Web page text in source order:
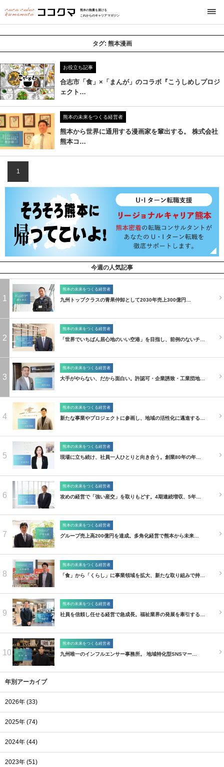
熊本の熱量を届ける
これからのキャリアマガジン
タグ: 熊本漫画
お役立ち記事
合志市「食」×「まんが」のコラボ『こうしめしプロジ
ェクト…
熊本の未来をつくる経営者
熊本から世界に通用する漫画家を輩出する。 株式会社
熊本コ…
1
今週の人気記事
1
熊本の未来をつくる経営者
九州トップクラスの青果仲卸として2030年売上300億円…
2
熊本の未来をつくる経営者
「世界でいちばん居心地のいい空港」を目指し、前例のないチ…
3
熊本の未来をつくる経営者
大手がやらない、だから面白い。許認可・企業誘致・工業団地…
4
熊本の未来をつくる経営者
新たな事業やプロジェクトに参画し、地域の活性化に邁進する…
5
熊本の未来をつくる経営者
現場に立ち続け、社員一人ひとりと向き合う。創業80年の年…
6
熊本の未来をつくる経営者
攻めの経営で「強い産交」を取りもどす。4期連続増収、5年…
7
熊本の未来をつくる経営者
グループ売上高200億円を達成。多角化経営で熊本から未来…
8
熊本の未来をつくる経営者
「食」から「くらし」に事業領域を拡大、新たな取り組みで持…
9
熊本の未来をつくる経営者
社員を信頼し任せる経営で急成長。福祉業界の発展を牽引する…
10
熊本の未来をつくる経営者
九州唯一のインフルエンサー事務所。 地域特化型SNSマー…
年別アーカイブ
2026年 (33)
2025年 (74)
2024年 (44)
2023年 (51)